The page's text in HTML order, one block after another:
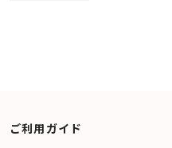
ご利用ガイド